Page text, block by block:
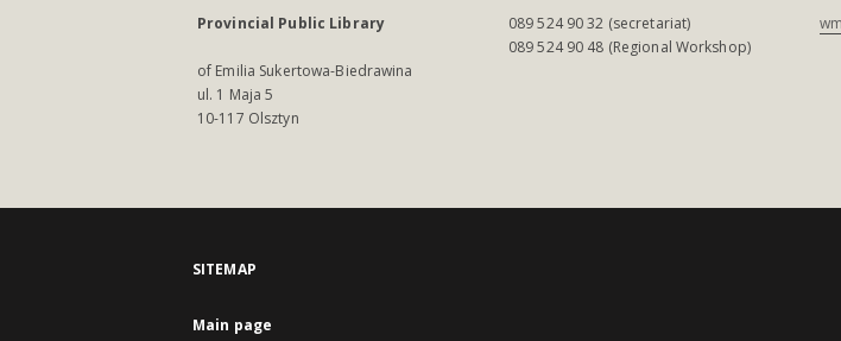
Provincial Public Library
of Emilia Sukertowa-Biedrawina
ul. 1 Maja 5
10-117 Olsztyn
089 524 90 32 (secretariat)
089 524 90 48 (Regional Workshop)
SITEMAP
Main page